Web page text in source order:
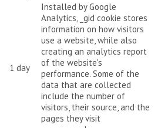
1 day
Installed by Google
Analytics, _gid cookie stores
information on how visitors
use a website, while also
creating an analytics report
of the website's
performance. Some of the
data that are collected
include the number of
visitors, their source, and the
pages they visit